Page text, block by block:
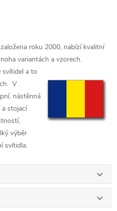
roku 2000, nabízí kvalitní
variantách a vzorech.
svítidel a to
V
nástěnná
stojací
výběr
svítidla.